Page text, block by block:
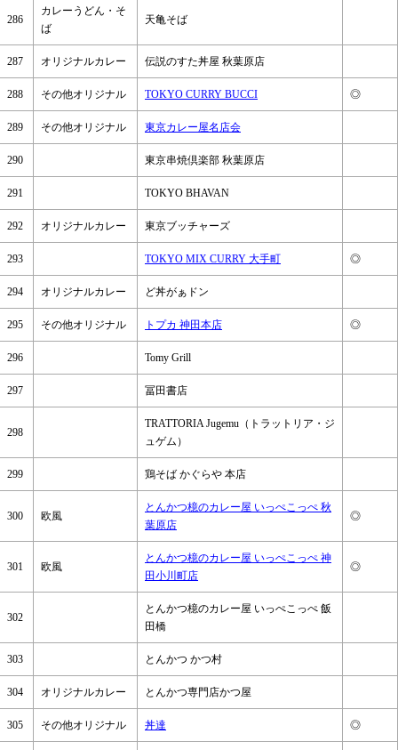
286
カレーうどん・そ
ば
天亀そば
287 オリジナルカレー 伝説のすた丼屋 秋葉原店
288 その他オリジナル TOKYO CURRY BUCCI ◎
289 その他オリジナル 東京カレー屋名店会
290 東京串焼倶楽部 秋葉原店
291 TOKYO BHAVAN
292 オリジナルカレー 東京ブッチャーズ
293 TOKYO MIX CURRY 大手町 ◎
294 オリジナルカレー ど丼がぁドン
295 その他オリジナル トプカ 神田本店 ◎
296 Tomy Grill
297 冨田書店
298
TRATTORIA Jugemu（トラットリア・ジ
ュゲム）
299 鶏そば かぐらや 本店
300 欧風
とんかつ檍のカレー屋 いっぺこっぺ 秋
葉原店
◎
301 欧風
とんかつ檍のカレー屋 いっぺこっぺ 神
田小川町店
◎
302
とんかつ檍のカレー屋 いっぺこっぺ 飯
田橋
303 とんかつ かつ村
304 オリジナルカレー とんかつ専門店かつ屋
305 その他オリジナル 丼達 ◎